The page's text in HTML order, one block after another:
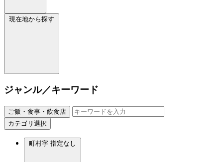
現在地から探す
ジャンル／キーワード
ご飯・食事・飲食店
カテゴリ選択
町村字 指定なし